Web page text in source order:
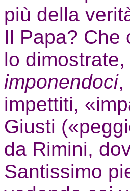
più della
Il Papa? Che
lo
imponendoci,
impettiti,
Giusti
da Rimini,
Santissimo